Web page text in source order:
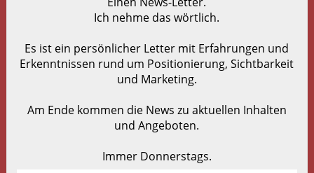
Ich nehme das wörtlich.
Es ist ein persönlicher Letter mit Erfahrungen und
Erkenntnissen rund um Positionierung, Sichtbarkeit
und Marketing.
Am Ende kommen die News zu aktuellen Inhalten
und Angeboten.
Immer Donnerstags.